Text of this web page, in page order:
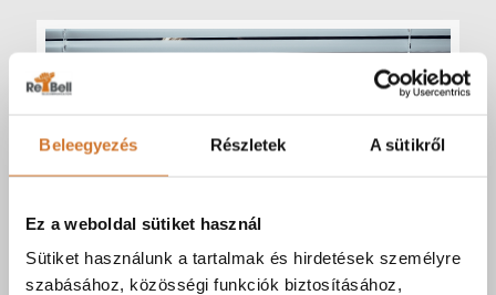
Beleegyezés Részletek A sütikről
Ez a weboldal sütiket használ
Sütiket használunk a tartalmak és hirdetések személyre
szabásához, közösségi funkciók biztosításához,
Forrás: Canva.com